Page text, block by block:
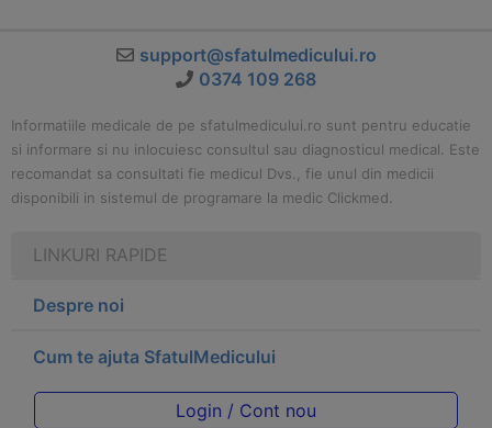
support@sfatulmedicului.ro
0374 109 268
Informatiile medicale de pe sfatulmedicului.ro sunt pentru educatie
si informare si nu inlocuiesc consultul sau diagnosticul medical. Este
recomandat sa consultati fie medicul Dvs., fie unul din medicii
disponibili in sistemul de programare la medic Clickmed.
LINKURI RAPIDE
Despre noi
Cum te ajuta SfatulMedicului
Login / Cont nou